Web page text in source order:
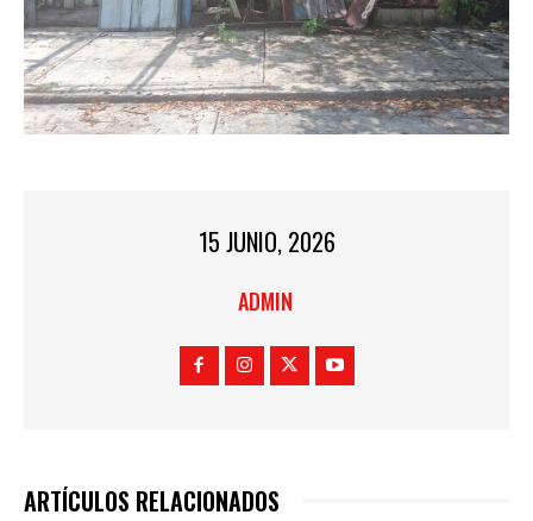
15 JUNIO, 2026
ADMIN
ARTÍCULOS RELACIONADOS